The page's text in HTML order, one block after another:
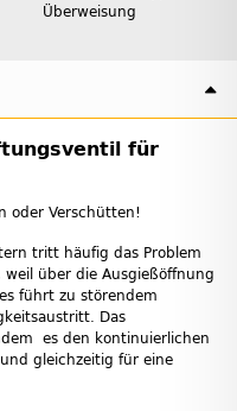
Überweisung
für
oder Verschütten!
tritt häufig das Problem
über die Ausgießöffnung
führt zu störendem
Das
es den kontinuierlichen
gleichzeitig für eine